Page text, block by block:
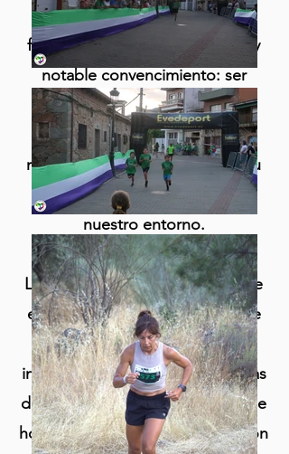
del pueblo; otros, llegados de
fuera, pero todos con un firme y
notable convencimiento: ser
conscientes de que vivimos en
comunidad y, por tanto, nos
necesitamos unos a otros, y a su
vez, necesitamos cuidar de
nuestro entorno.
La idea de la celebración de este
evento parte de la necesidad de
impulsar los esfuerzos en la
investigación científica de muchas
de las enfermedades que a día de
hoy no cuentan con la financiación